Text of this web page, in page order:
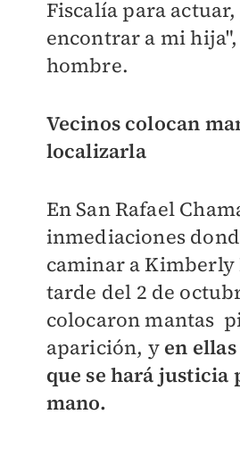
Fiscalía para
encontrar a mi
hombre.
Vecinos colocan
localizarla
En San Rafael
inmediaciones
caminar a
tarde del 2 de
colocaron mantas
aparición, y en
que se hará justicia
mano.